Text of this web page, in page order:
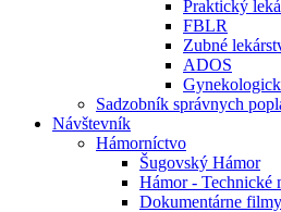
Praktický
FBLR
Zubné
ADOS
Sadzobník správnych
Návštevník
Hámorníctvo
Šugovský Hámor
Hámor - Technické
Dokumentárne filmy